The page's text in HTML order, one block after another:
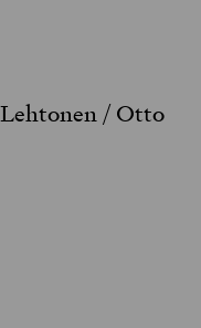
/ Otto